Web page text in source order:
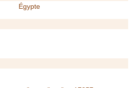
Égypte